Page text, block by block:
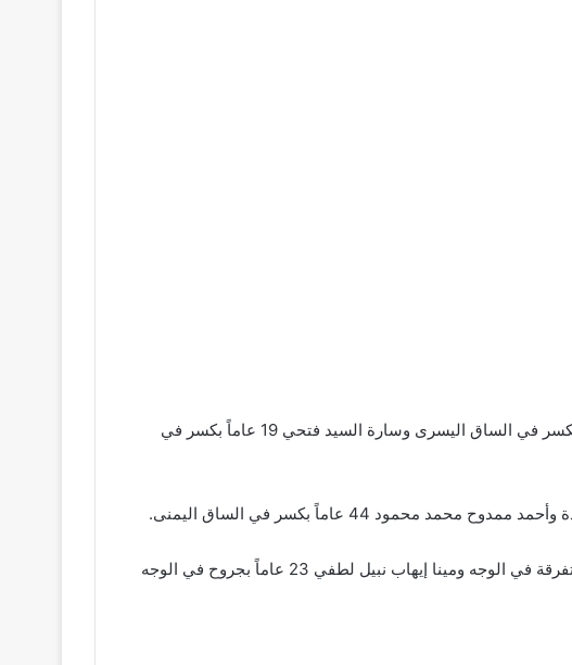
انتقل ضباط المباحث وسيارات الإسعاف إلى مكان الحادث حيث تبين إصابة كل من شيماء رمضان الحداد 40 عاماً بكسر في الساق اليسرى وسارة السيد فتحي 19 عاماً بكسر في
إضافة إلى بسنت صبحي الشربيني 22 عاماً التي تعرضت لارتجاج وعبد الرحمن علي أحمد السواح 21 عاماً بجروح متفرقة في الوجه ومينا إيهاب نبيل لطفي 23 عاماً بجروح في الوجه